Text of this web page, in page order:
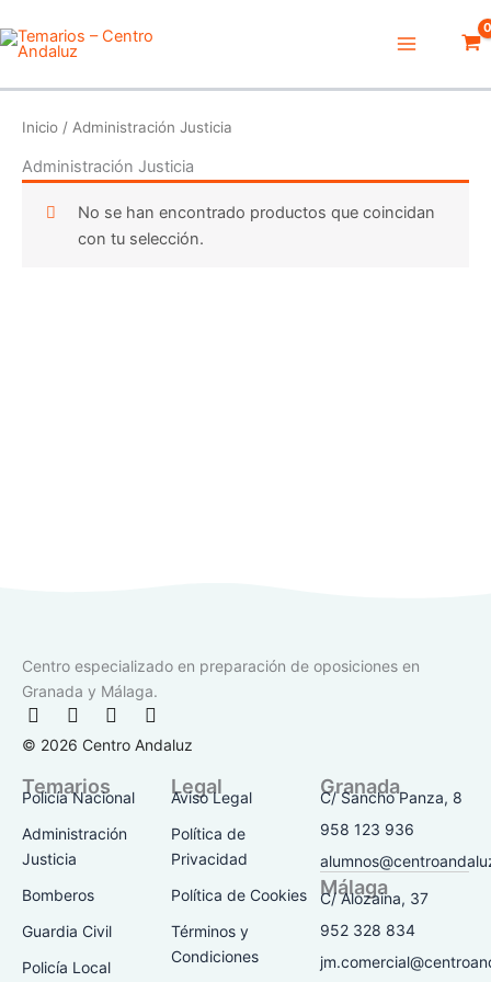
al
contenido
Inicio / Administración Justicia
Administración Justicia
No se han encontrado productos que coincidan
con tu selección.
Centro especializado en preparación de oposiciones en
Granada y Málaga.
F
c
b
o
o
k
-
f
I
s
a
g
r
a
m
T
k
o
k
Y
u
© 2026 Centro Andaluz
Temarios
Policía Nacional
Administración
Justicia
Bomberos
Guardia Civil
Policía Local
Legal
Aviso Legal
Política de
Privacidad
Política de Cookies
Términos y
Condiciones
Granada
C/ Sancho Panza, 8
958 123 936
Málaga
C/ Alozaina, 37
952 328 834